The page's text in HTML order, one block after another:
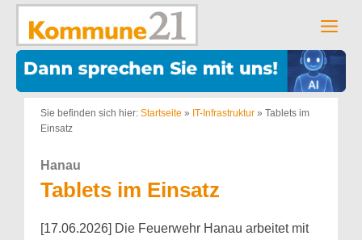
Zum
springen
Sie befinden sich hier: Startseite » IT-Infrastruktur » Tablets im
Einsatz
Hanau
Tablets im Einsatz
[17.06.2026] Die Feuerwehr Hanau arbeitet mit